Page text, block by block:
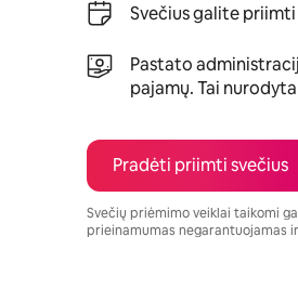
Svečius galite
Pastato
pajamų. Tai
Pradėti priimti svečius
Svečių priėmimo veiklai taikomi
prieinamumas negarantuojamas